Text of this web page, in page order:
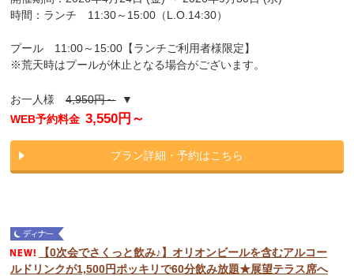
時間：ランチ 11:30～15:00（L.O.14:30）
プール 11:00～15:00【ランチご利用者様限定】
※荒天時はプールが休止となる場合がございます。
お一人様4,950円～▼
WEB予約料金 3,550円～
プラン詳細・予約はこちら
【0次会でさくっと飲み♪】オリオンビールを含むアルコー
ルドリンクが1,500円ポッキリで60分飲み放題★展望テラス席へ